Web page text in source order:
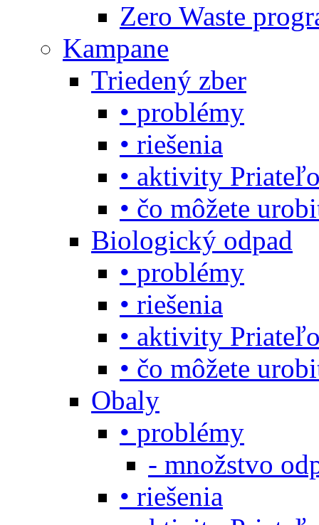
Zero Waste
Kampane
Triedený zber
• problémy
• riešenia
• aktivity
• čo môžete
Biologický odpad
• problémy
• riešenia
• aktivity
• čo môžete
Obaly
• problémy
- množstvo
• riešenia